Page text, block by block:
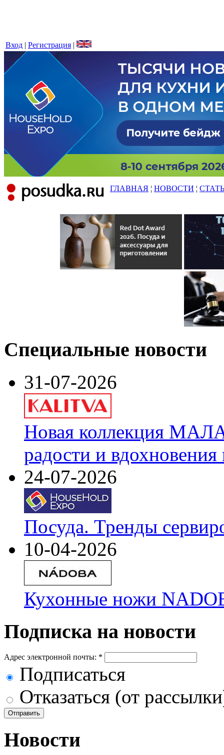
Вход | Регистрация |
ГЛАВНАЯ ¦ НОВОСТИ ¦
Специальные новости
31-07-2026
Новая коллекция
радости и
24-07-2026
Посуда. Тренды
10-04-2026
Кухонные ножи
Подписка на новости
Адрес электронной почты: *
Подписаться
Отказаться (от
Новости